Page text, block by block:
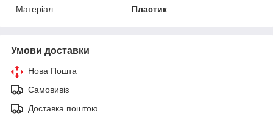
Матеріал
Пластик
Умови доставки
Нова Пошта
Самовивіз
Доставка поштою